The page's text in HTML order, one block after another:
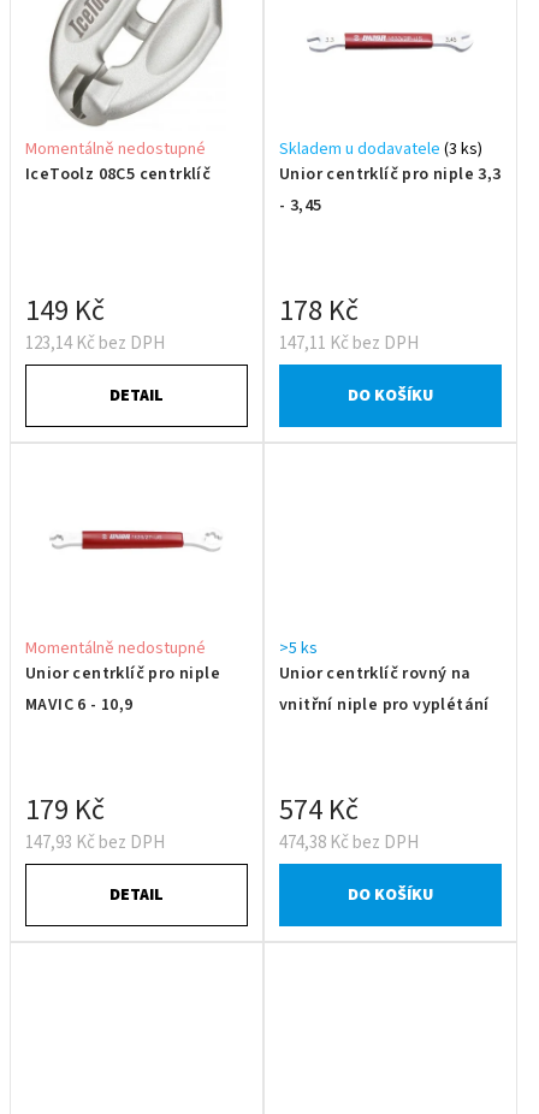
IceToolz 08C5 centrklíč
Momentálně nedostupné
123,14 Kč bez DPH
149 Kč
DETAIL
Unior centrklíč pro niple 3,3
- 3,45
Skladem u dodavatele (3 ks)
147,11 Kč bez DPH
178 Kč
DO KOŠÍKU
Unior centrklíč pro niple
MAVIC 6 - 10,9
Momentálně nedostupné
147,93 Kč bez DPH
179 Kč
DETAIL
Unior centrklíč rovný na
vnitřní niple pro vyplétání
>5 ks
474,38 Kč bez DPH
574 Kč
DO KOŠÍKU